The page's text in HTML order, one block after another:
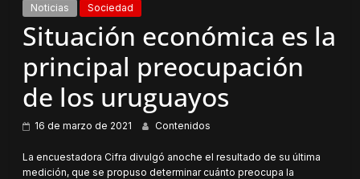
Noticias Sociedad
Situación económica es la
principal preocupación
de los uruguayos
16 de marzo de 2021 Contenidos
La encuestadora Cifra divulgó anoche el resultado de su última
medición, que se propuso determinar cuánto preocupa la